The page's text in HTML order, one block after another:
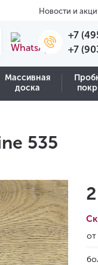
Новости и
+7
+7
Массивная
доска
535